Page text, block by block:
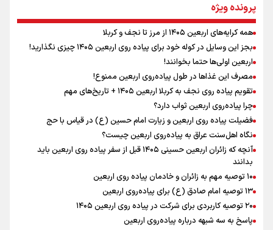
نگاه تمدنی رهبر شهید به فضای مجازی
رابطه کارگر و کارفرما در اندیشه رهبر شهید: از تضاد به
زوجیت
اینفو برنا / توصیه‌هایی طلایی برای پیاده روی اربعین
اینفو برنا / جدول کامل فاصله مرز شلمچه تا شهرهای زیارتی
عراق
پرونده ویژه
همه کرایه‌های اربعین ۱۴۰۵ از مرز تا نجف و کربلا
بجز این وسایل در کوله خود برای پیاده روی اربعین ۱۴۰۵ چیزی نگذارید!
اربعین اولی‌ها حتما بخوانند!
مصرف این غذاها در طول پیاده‌روی اربعین ممنوع!
تقویم پیاده روی نجف به کربلا اربعین ۱۴۰۵ + تاریخ‌های مهم
چرا پیاده‌روی اربعین ثواب دارد؟
فضیلت پیاده روی اربعین و زیارت امام حسین (ع) در قیاس با حج
نگاه اهل‌سنت عراق به پیاده‌روی اربعین چیست؟
آنچه که زائران اربعین حسینی ۱۴۰۵ قبل از سفر پیاده روی اربعین باید
بدانند
۱۰ توصیه مهم به زائران و خادمان پیاده روی اربعین
۱۳ توصیه امام صادق (ع) برای پیاده‌روی اربعین
۲۰ توصیه کاربردی برای شرکت در پیاده روی اربعین ۱۴۰۵
پاسخ به سه‌ شبهه درباره پیاده‌روی اربعین